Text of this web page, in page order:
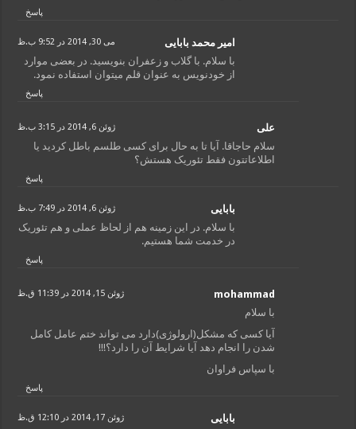
پاسخ
امیر محمد بابایی می 30, 2014 در 9:52 ب.ظ
با سلام. با گلاب و زعفران بنویسید. در بعضی موارد
از خودنویس به عنوان قلم میتوان استفاده نمود.
پاسخ
علی ژوئن 6, 2014 در 3:15 ب.ظ
سلام حاجاقا. آیا تا به حال برای کسی طلسم باطل کردید یا
اطلاعاتتون فقط تئوریک هستش؟
پاسخ
بابایی ژوئن 6, 2014 در 7:49 ب.ظ
با سلام. در این زمینه هم از لحاظ عملی و هم تئوریک
در خدمت شما هستیم.
پاسخ
mohammad ژوئن 15, 2014 در 11:39 ق.ظ
با سلام
آیا کسی که مشکل(ارولوژی)دارد می تواند ختم عامل کامل
شدن را انجام دهد آیا شرایط آن را دارد؟!!!
با سپاس فراوان
پاسخ
بابایی ژوئن 17, 2014 در 12:10 ق.ظ